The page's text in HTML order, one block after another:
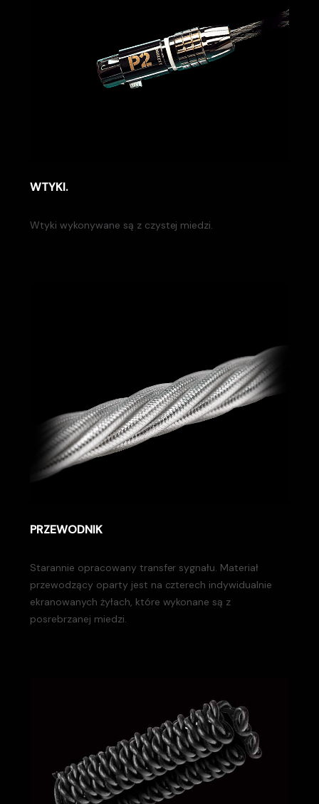
WTYKI.
Wtyki wykonywane są z czystej miedzi.
PRZEWODNIK
Starannie opracowany transfer sygnału. Materiał
przewodzący oparty jest na czterech indywidualnie
ekranowanych żyłach, które wykonane są z
posrebrzanej miedzi.